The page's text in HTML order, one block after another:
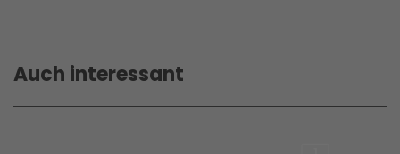
Auch interessant